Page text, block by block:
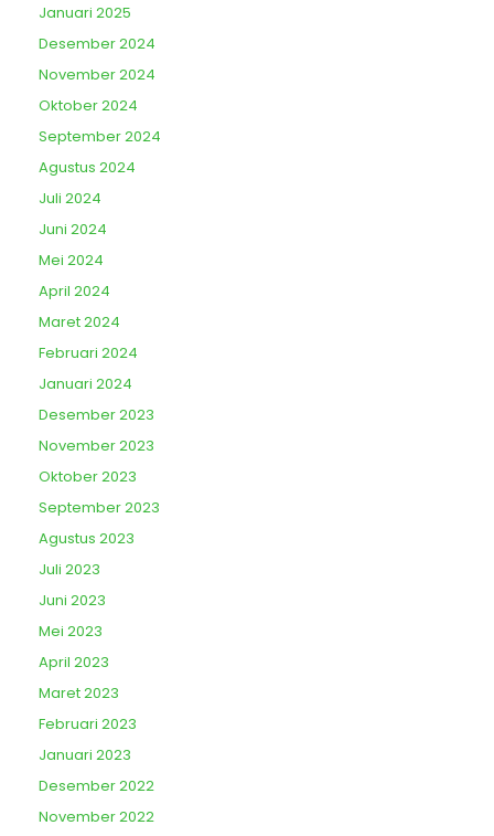
Januari 2025
Desember 2024
November 2024
Oktober 2024
September 2024
Agustus 2024
Juli 2024
Juni 2024
Mei 2024
April 2024
Maret 2024
Februari 2024
Januari 2024
Desember 2023
November 2023
Oktober 2023
September 2023
Agustus 2023
Juli 2023
Juni 2023
Mei 2023
April 2023
Maret 2023
Februari 2023
Januari 2023
Desember 2022
November 2022